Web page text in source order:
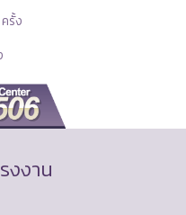
ครั้ง
งงาน